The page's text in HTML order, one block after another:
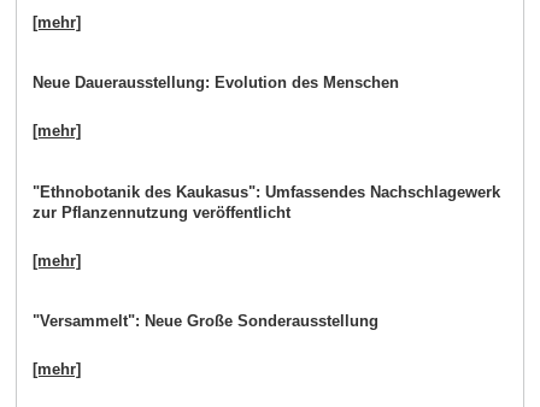
[mehr]
Neue Dauerausstellung: Evolution des Menschen
[mehr]
"Ethnobotanik des Kaukasus": Umfassendes Nachschlagewerk
zur Pflanzennutzung veröffentlicht
[mehr]
"Versammelt": Neue Große Sonderausstellung
[mehr]